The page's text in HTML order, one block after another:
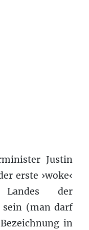
Justin
erste ›woke‹
Landes der
sein (man darf
in